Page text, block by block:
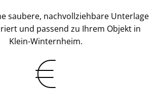
saubere, nach­voll­zieh­ba­re Unterlage
und passend zu Ihrem Objekt in
Klein-Winternheim.